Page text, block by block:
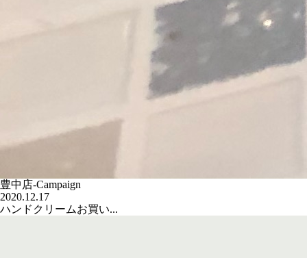
豊中店-Campaign
2020.12.17
ハンドクリームお買い...